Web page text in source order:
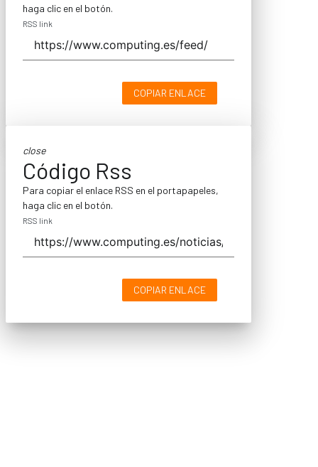
haga clic en el botón.
RSS link
COPIAR ENLACE
close
Código Rss
Para copiar el enlace RSS en el portapapeles,
haga clic en el botón.
RSS link
COPIAR ENLACE